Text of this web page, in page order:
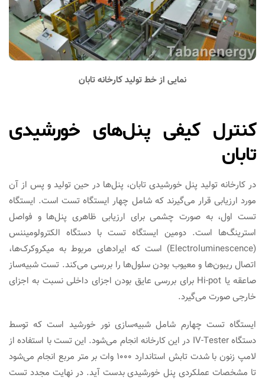
نمایی از خط تولید کارخانه تابان
کنترل کیفی پنل‌های خورشیدی
تابان
در کارخانه تولید پنل خورشیدی تابان، پنل‌ها در حین تولید و پس از آن
مورد ارزیابی قرار می‌گیرند که شامل چهار ایستگاه تست است. ایستگاه
تست اول، به صورت چشمی برای ارزیابی ظاهری پنل‌ها و فواصل
استرینگ‌ها است. دومین ایستگاه تست با دستگاه الکترولومیننس
(Electroluminescence) است که ایرادهای مربوط به میکروکرک‌ها،
اتصال ریبون‌ها و معیوب بودن سلول‌ها را بررسی می‌کند. تست شبیه‌ساز
صاعقه یا Hi-pot برای بررسی عایق بودن اجزای داخلی نسبت به اجزای
خارجی صورت می‌گیرد.
ایستگاه تست چهارم شامل شبیه‌سازی نور خورشید است که توسط
دستگاه IV-Tester در این کارخانه انجام می‌شود. این تست با استفاده از
لامپ زنون با شدت تابش استاندارد ۱۰۰۰ وات بر متر مربع انجام می‌شود
تا مشخصات عملکردی پنل خورشیدی بدست آید. در نهایت مجدد تست